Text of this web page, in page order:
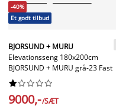
-40%
Et godt tilbud
BJORSUND + MURU
Elevationsseng 180x200cm
BJORSUND + MURU grå-23 Fast






9000,-/SÆT